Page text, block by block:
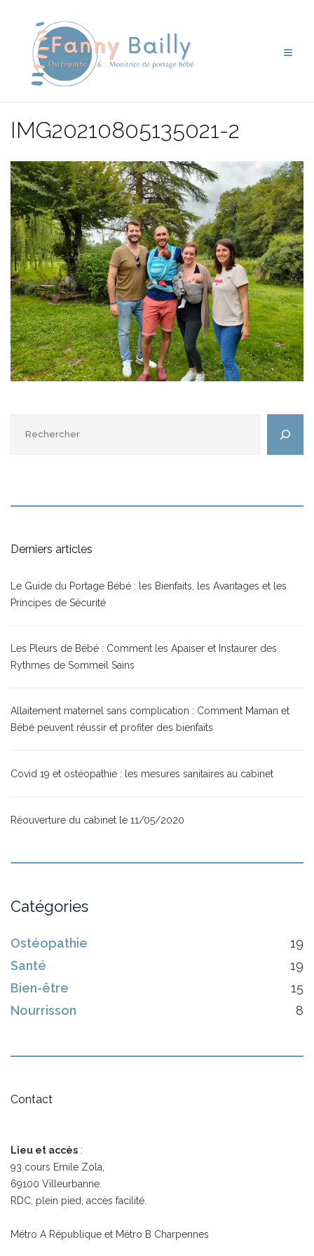
contenu
IMG20210805135021-2
Derniers articles
Le Guide du Portage Bébé : les Bienfaits, les Avantages et les
Principes de Sécurité
Les Pleurs de Bébé : Comment les Apaiser et Instaurer des
Rythmes de Sommeil Sains
Allaitement maternel sans complication : Comment Maman et
Bébé peuvent réussir et profiter des bienfaits
Covid 19 et ostéopathie : les mesures sanitaires au cabinet
Réouverture du cabinet le 11/05/2020
Catégories
Ostéopathie
19
Santé
19
Bien-être
15
Nourrisson
8
Contact
Lieu et accès :
93 cours Emile Zola,
69100 Villeurbanne.
RDC, plein pied, accès facilité.
Métro A République et Métro B Charpennes